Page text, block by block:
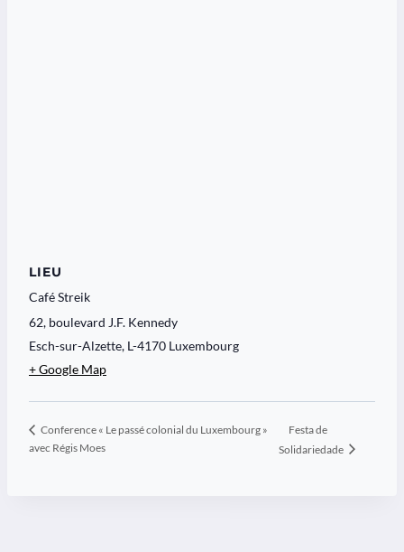
LIEU
Café Streik
62, boulevard J.F. Kennedy
Esch-sur-Alzette, L-4170 Luxembourg
+ Google Map
Conference « Le passé colonial du Luxembourg »
avec Régis Moes
Festa de
Solidariedade